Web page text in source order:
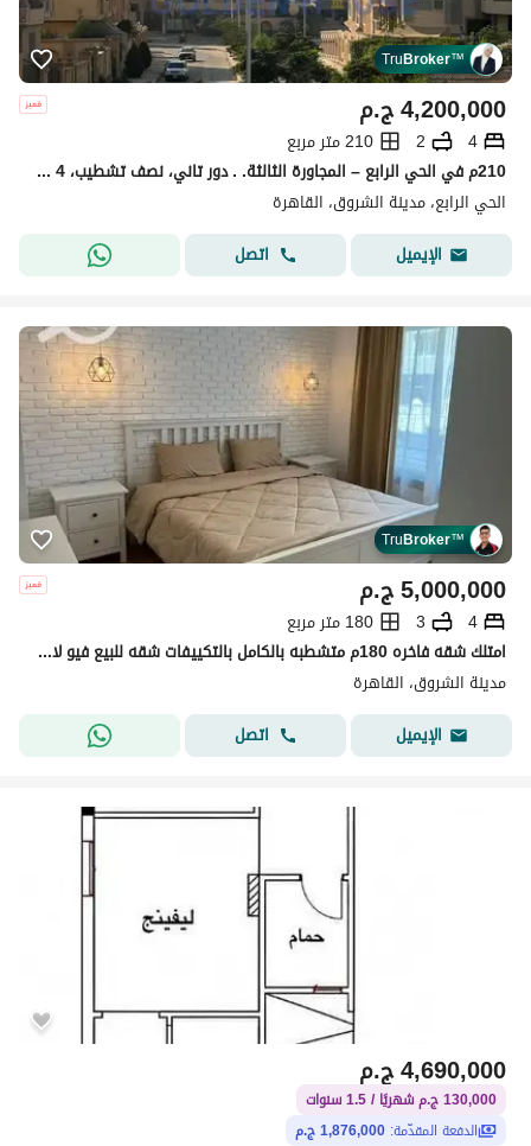
TruBroker™
ج.م4,200,000
4
2
210 متر مربع
210م في الحي الرابع – المجاورة الثالثة. . دور تاني، نصف تشطيب، 4 غرف و2 حمام، فرصة مميزة لتشطيبها بذوقك، بسعر 4,200,000 جنيه.
الحي الرابع، مدينة الشروق، القاهرة
الإيميل
اتصل
TruBroker™
ج.م5,000,000
4
3
180 متر مربع
امتلك شقه فاخره 180م متشطبه بالكامل بالتكييفات شقه للبيع فيو لاجونز في أميز لوكيشن في مدينه الشروق و خلف مدينتي و بجوار مدينه هليوبوليس الجديده
مدينة الشروق، القاهرة
الإيميل
اتصل
ج.م4,690,000
130,000 ج.م شهريًا / 1.5 سنوات
الدفعة المقدّمة: 1,876,000 ج.م